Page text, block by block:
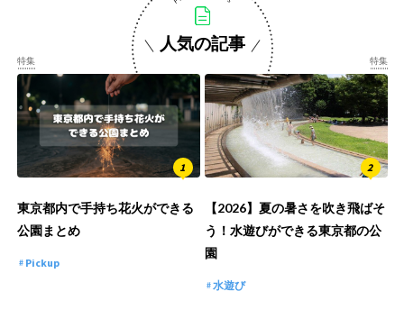
人気の記事
特集
東京都内で手持ち花火ができる
公園まとめ
Pickup
特集
【2026】夏の暑さを吹き飛ばそ
う！水遊びができる東京都の公
園
水遊び